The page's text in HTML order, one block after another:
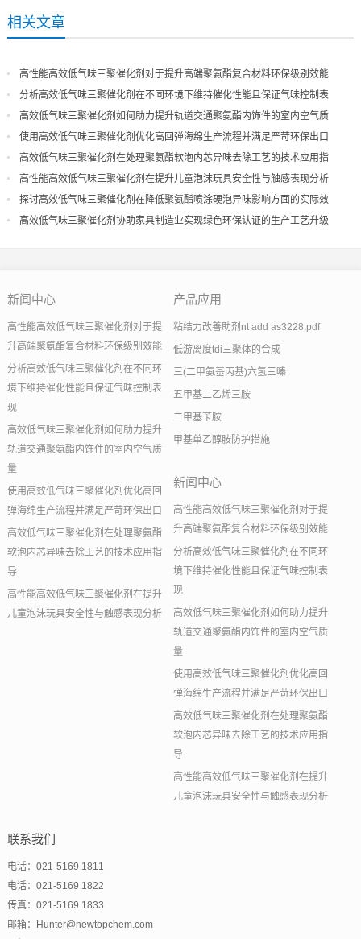
相关文章
高性能高效低气味三聚催化剂对于提升高端聚氨酯复合材料环保级别效能
分析高效低气味三聚催化剂在不同环境下维持催化性能且保证气味控制表
现
高效低气味三聚催化剂如何助力提升轨道交通聚氨酯内饰件的室内空气质
量
使用高效低气味三聚催化剂优化高回弹海绵生产流程并满足严苛环保出口
高效低气味三聚催化剂在处理聚氨酯软泡内芯异味去除工艺的技术应用指
导
高性能高效低气味三聚催化剂在提升儿童泡沫玩具安全性与触感表现分析
探讨高效低气味三聚催化剂在降低聚氨酯喷涂硬泡异味影响方面的实际效
果
高效低气味三聚催化剂协助家具制造业实现绿色环保认证的生产工艺升级
新闻中心
高性能高效低气味三聚催化剂对于提
升高端聚氨酯复合材料环保级别效能
分析高效低气味三聚催化剂在不同环
境下维持催化性能且保证气味控制表
现
高效低气味三聚催化剂如何助力提升
轨道交通聚氨酯内饰件的室内空气质
量
使用高效低气味三聚催化剂优化高回
弹海绵生产流程并满足严苛环保出口
高效低气味三聚催化剂在处理聚氨酯
软泡内芯异味去除工艺的技术应用指
导
高性能高效低气味三聚催化剂在提升
儿童泡沫玩具安全性与触感表现分析
产品应用
粘结力改善助剂nt add as3228.pdf
低游离度tdi三聚体的合成
三(二甲氨基丙基)六氢三嗪
五甲基二乙烯三胺
二甲基苄胺
甲基单乙醇胺防护措施
新闻中心
高性能高效低气味三聚催化剂对于提
升高端聚氨酯复合材料环保级别效能
分析高效低气味三聚催化剂在不同环
境下维持催化性能且保证气味控制表
现
高效低气味三聚催化剂如何助力提升
轨道交通聚氨酯内饰件的室内空气质
量
使用高效低气味三聚催化剂优化高回
弹海绵生产流程并满足严苛环保出口
高效低气味三聚催化剂在处理聚氨酯
软泡内芯异味去除工艺的技术应用指
导
高性能高效低气味三聚催化剂在提升
儿童泡沫玩具安全性与触感表现分析
联系我们
电话：021-5169 1811
电话：021-5169 1822
传真：021-5169 1833
邮箱：Hunter@newtopchem.com